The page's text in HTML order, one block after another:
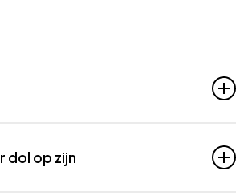
to deliver a rich, sun-kissed
with Aloe Vera and color prepare
dol op zijn